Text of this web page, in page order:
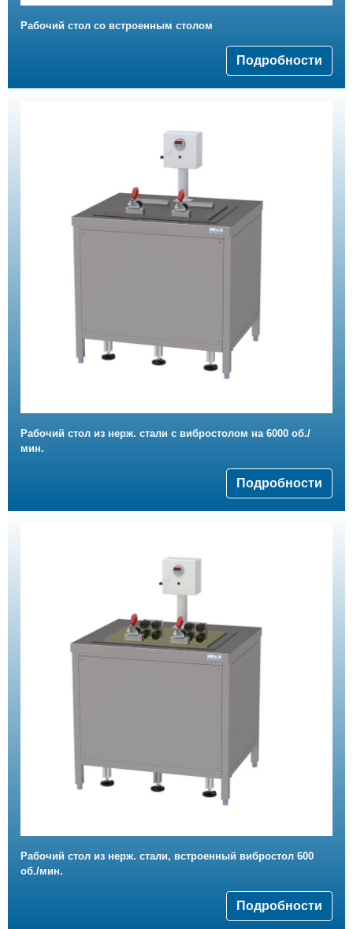
Рабочий стол со встроенным столом
Подробности
Рабочий стол из нерж. стали с вибростолом на 6000 об./
мин.
Подробности
Рабочий стол из нерж. стали, встроенный вибростол 600
об./мин.
Подробности